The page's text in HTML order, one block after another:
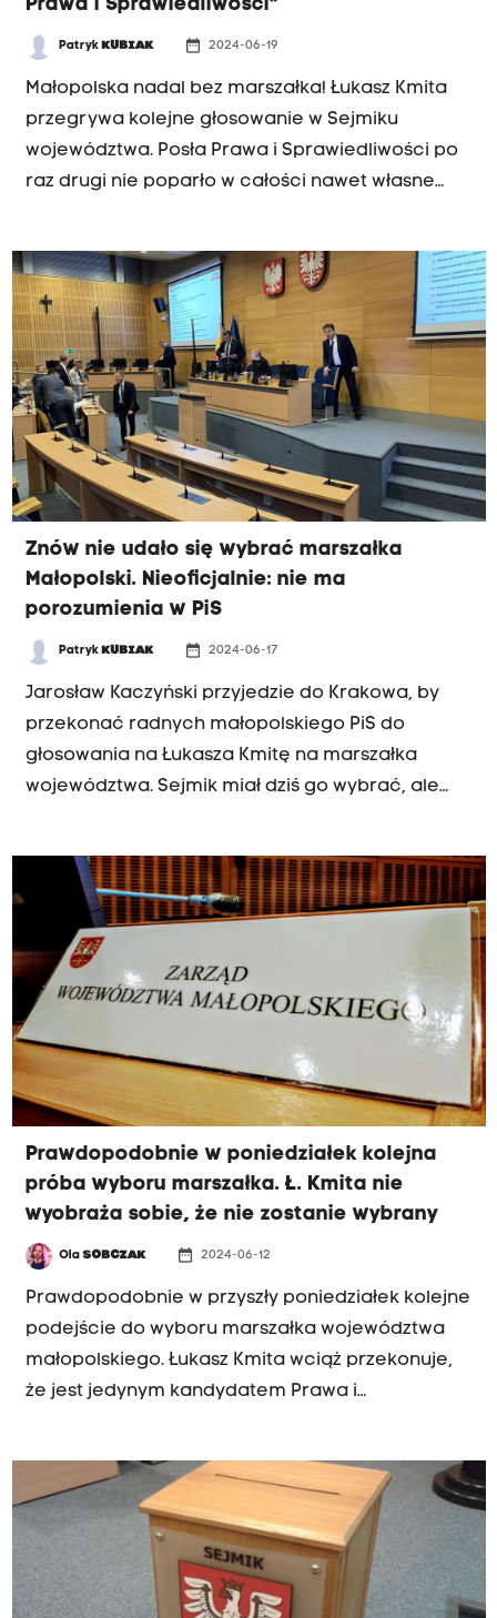
Prawa i Sprawiedliwości"
Patryk KUBIAK date_range 2024-06-19
Małopolska nadal bez marszałka! Łukasz Kmita
przegrywa kolejne głosowanie w Sejmiku
województwa. Posła Prawa i Sprawiedliwości po
raz drugi nie poparło w całości nawet własne
Sejmiku. Przeciwko było dziewiętnastu radnych,
dwa głosy były nieważne. Sam kandydat opuścił
Sejmik jeszcze przed samym głosowaniem.
Znów nie udało się wybrać marszałka
Małopolski. Nieoficjalnie: nie ma
porozumienia w PiS
Patryk KUBIAK date_range 2024-06-17
Jarosław Kaczyński przyjedzie do Krakowa, by
przekonać radnych małopolskiego PiS do
głosowania na Łukasza Kmitę na marszałka
województwa. Sejmik miał dziś go wybrać, ale
Dlaczego? Bo postawiła się Suwerenna Polska,
koalicjant PiS-u w ramach Zjednoczonej Prawicy.
Prawdopodobnie w poniedziałek kolejna
próba wyboru marszałka. Ł. Kmita nie
wyobraża sobie, że nie zostanie wybrany
OlaSOBCZAK date_range 2024-06-12
Prawdopodobnie w przyszły poniedziałek kolejne
podejście do wyboru marszałka województwa
małopolskiego. Łukasz Kmita wciąż przekonuje,
że jest jedynym kandydatem Prawa i
wybrany.